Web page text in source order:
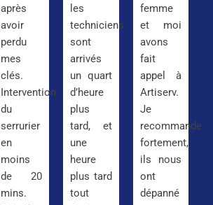
après
avoir
perdu
mes
clés.
Intervention
du
serrurier
en
moins
de 20
mins.
les
techniciens
sont
arrivés
un quart
d’heure
plus
tard, et
une
heure
plus tard
tout
femme
et moi
avons
fait
appel à
Artiserv.
Je
recommande
fortement,
ils nous
ont
dépanné